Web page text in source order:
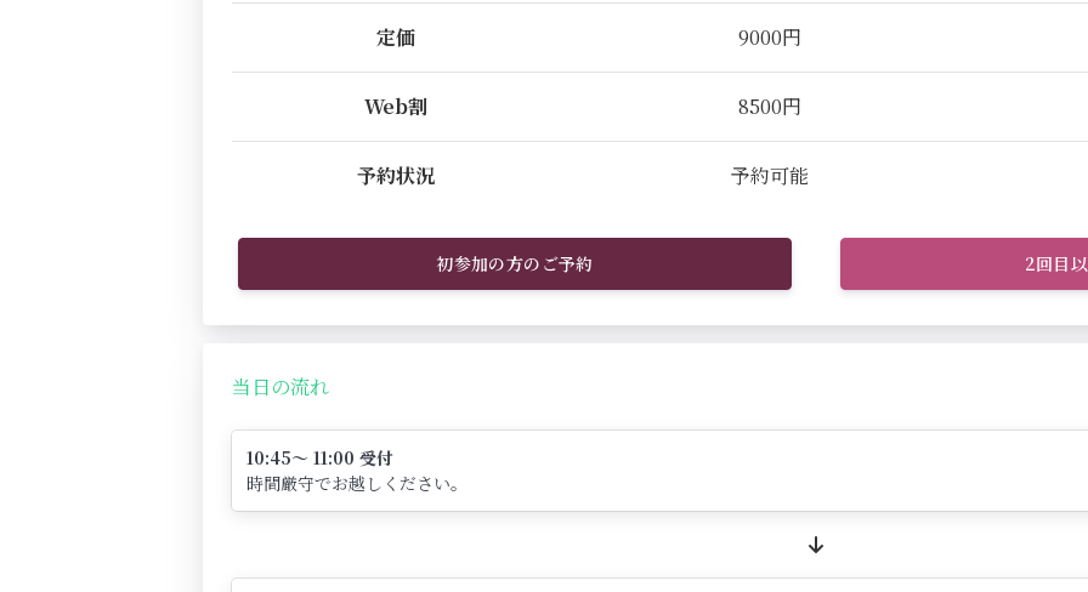
定価 9000円
Web割 8500円
予約状況 予約可能
初参加の方のご予約 2回目
当日の流れ
10:45～ 11:00 受付
時間厳守でお越しください。